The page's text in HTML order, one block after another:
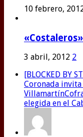
10 febrero,
3 abril, 2012 2
[BLOCKED BY
Coronada
elegida en el